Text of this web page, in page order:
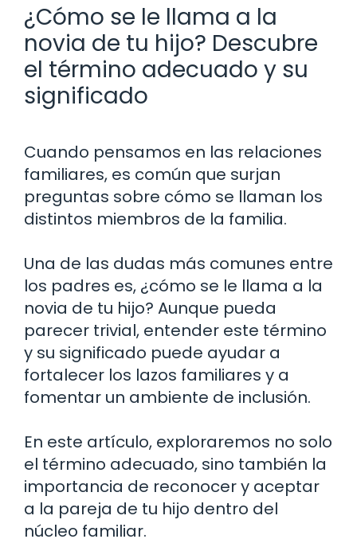
¿Cómo se le llama a la
novia de tu hijo? Descubre
el término adecuado y su
significado
Cuando pensamos en las relaciones
familiares, es común que surjan
preguntas sobre cómo se llaman los
distintos miembros de la familia.
Una de las dudas más comunes entre
los padres es, ¿cómo se le llama a la
novia de tu hijo? Aunque pueda
parecer trivial, entender este término
y su significado puede ayudar a
fortalecer los lazos familiares y a
fomentar un ambiente de inclusión.
En este artículo, exploraremos no solo
el término adecuado, sino también la
importancia de reconocer y aceptar
a la pareja de tu hijo dentro del
núcleo familiar.